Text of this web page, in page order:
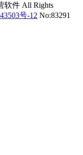
软件 All Rights
号-12 No:83291